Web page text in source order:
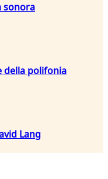
sonora
della polifonia
Lang